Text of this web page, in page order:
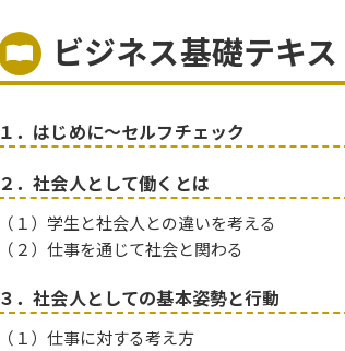
ビジネス基礎テキ
１．はじめに～セルフチェック
２．社会人として働くとは
（１）学生と社会人との違いを考える
（２）仕事を通じて社会と関わる
３．社会人としての基本姿勢と行動
（１）仕事に対する考え方